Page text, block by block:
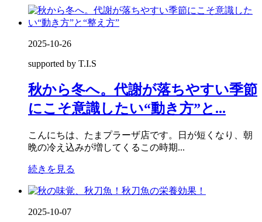
2025-10-26
supported by T.I.S
秋から冬へ。代謝が落ちやすい季節
にこそ意識したい“動き方”と...
こんにちは、たまプラーザ店です。日が短くなり、朝
晩の冷え込みが増してくるこの時期...
続きを見る
2025-10-07